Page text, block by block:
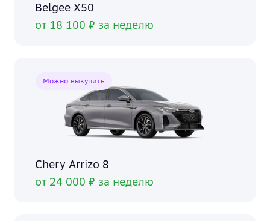
Belgee X50
от 18 100 ₽ за неделю
Можно выкупить
Chery Arrizo 8
от 24 000 ₽ за неделю